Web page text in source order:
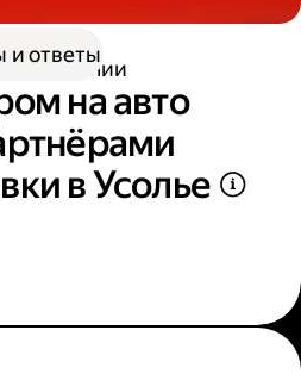
компании
на авто
в Усолье
и ответы